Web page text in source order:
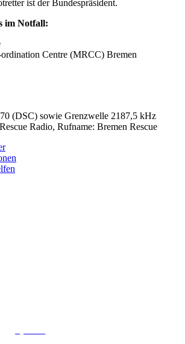
ist der Bundespräsident.
im Notfall:
Centre (MRCC) Bremen
(DSC) sowie Grenzwelle 2187,5 kHz
Radio, Rufname: Bremen Rescue